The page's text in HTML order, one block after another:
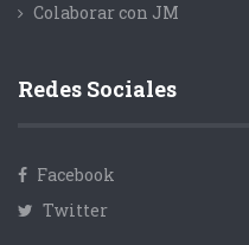
Colaborar con JM
Redes Sociales
Facebook
Twitter